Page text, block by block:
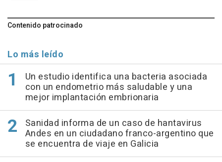
Contenido patrocinado
Lo más leído
Un estudio identifica una bacteria asociada
con un endometrio más saludable y una
mejor implantación embrionaria
Sanidad informa de un caso de hantavirus
Andes en un ciudadano franco-argentino que
se encuentra de viaje en Galicia